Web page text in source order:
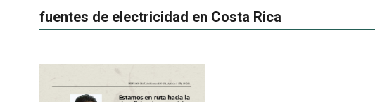
fuentes de electricidad en Costa Rica